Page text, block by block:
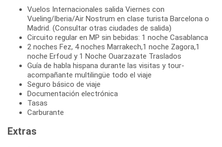
Vuelos Internacionales salida Viernes con
Vueling/Iberia/Air Nostrum en clase turista Barcelona o
Madrid. (Consultar otras ciudades de salida)
Circuito regular en MP sin bebidas: 1 noche Casablanca
2 noches Fez, 4 noches Marrakech,1 noche Zagora,1
noche Erfoud y 1 Noche Ouarzazate Traslados
Guía de habla hispana durante las visitas y tour-
acompañante multilingüe todo el viaje
Seguro básico de viaje
Documentación electrónica
Tasas
Carburante
Extras